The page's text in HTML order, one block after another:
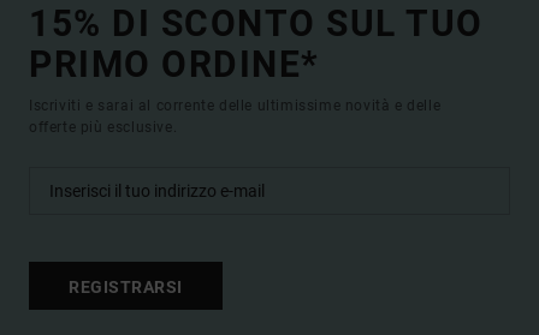
15% DI SCONTO SUL TUO
PRIMO ORDINE*
Iscriviti e sarai al corrente delle ultimissime novità e delle
offerte più esclusive.
REGISTRARSI